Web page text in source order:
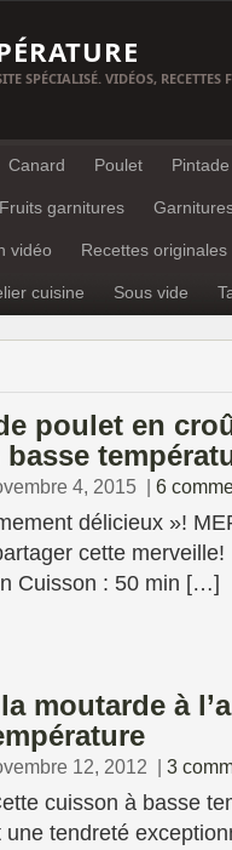
SPÉCIALISÉ. VIDÉOS, RECETTES
Canard Poulet Pintade
Fruits garnitures
vidéo Recettes originales
cuisine Sous vide
poulet en
4, 2015 | 6
délicieux »!
partager cette
Cuisson : 50 min […]
moutarde à
12, 2012 | 3
à basse
une tendreté